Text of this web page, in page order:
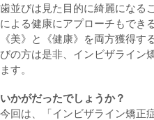
歯並びは見た目的に綺麗になる
による健康にアプローチもでき
《美》と《健康》を両方獲得
びの方は是非、インビザライン
ます。
いかがだったでしょうか？
今回は、「インビザライン矯